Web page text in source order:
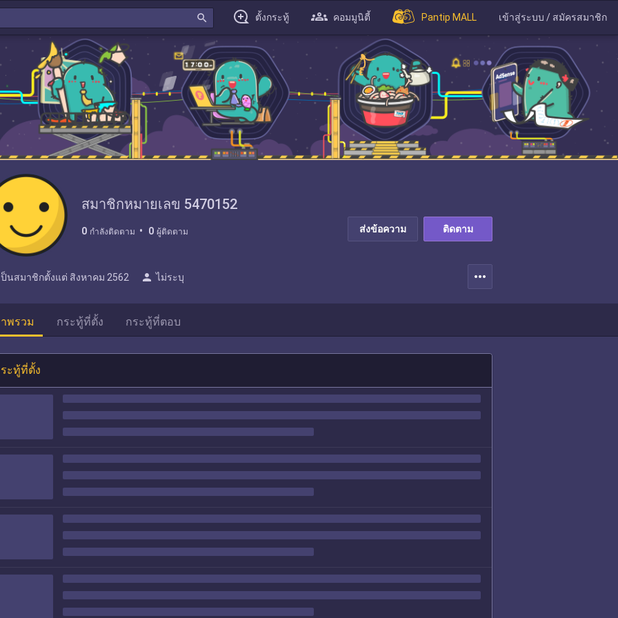
search ตั้งกระทู้ คอมมูนิตี้ Pantip MALL เข้าสู่ระบบ / สมัครสมาชิก
สมาชิกหมายเลข 5470152
0 กำลังติดตาม 0 ผู้ติดตาม ส่งข้อความ ติดตาม
ป็นสมาชิกตั้งแต่ สิงหาคม 2562 person ไม่ระบุ more_horiz
พรวม กระทู้ที่ตั้ง กระทู้ที่ตอบ
ะทู้ที่ตั้ง